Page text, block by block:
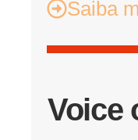
Saiba
Voice